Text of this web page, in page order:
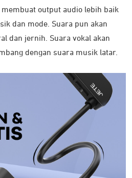
output audio lebih baik
dan mode. Suara pun akan
dan jernih. Suara vokal akan
dengan suara musik latar.
Earphone JETE HA1
60.000
39.900
memiliki
beberapa
varian.
ini